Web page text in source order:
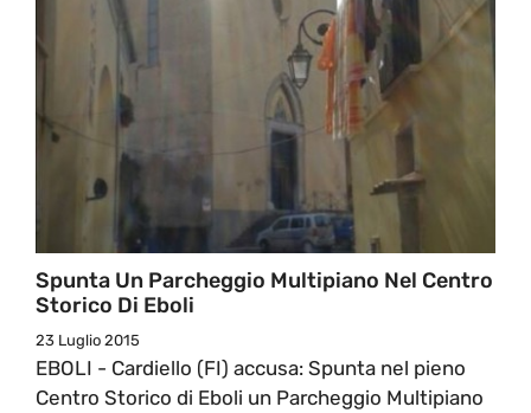
Spunta Un Parcheggio Multipiano Nel Centro
Storico Di Eboli
23 Luglio 2015
EBOLI - Cardiello (FI) accusa: Spunta nel pieno
Centro Storico di Eboli un Parcheggio Multipiano